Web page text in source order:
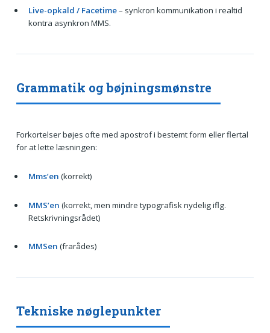
Live-opkald / Facetime– synkron kommunikation i realtid
kontra asynkron MMS.
Grammatik og bøjningsmønstre
Forkortelser bøjes ofte med apostrof i bestemt form eller flertal
for at lette læsningen:
Mms’en (korrekt)
MMS’en (korrekt, men mindre typografisk nydelig iflg.
Retskrivningsrådet)
MMSen (frarådes)
Tekniske nøglepunkter